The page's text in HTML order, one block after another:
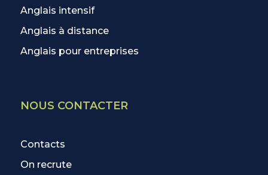
Anglais intensif
Anglais à distance
Anglais pour entreprises
NOUS CONTACTER
Contacts
On recrute